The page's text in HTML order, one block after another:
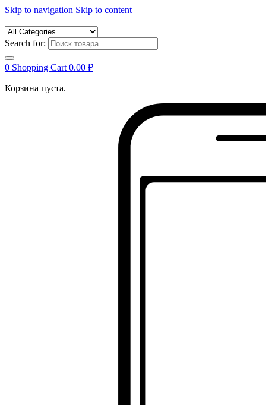
Skip to navigation Skip to content
Search for:
0 Shopping Cart 0.00 ₽
Корзина пуста.